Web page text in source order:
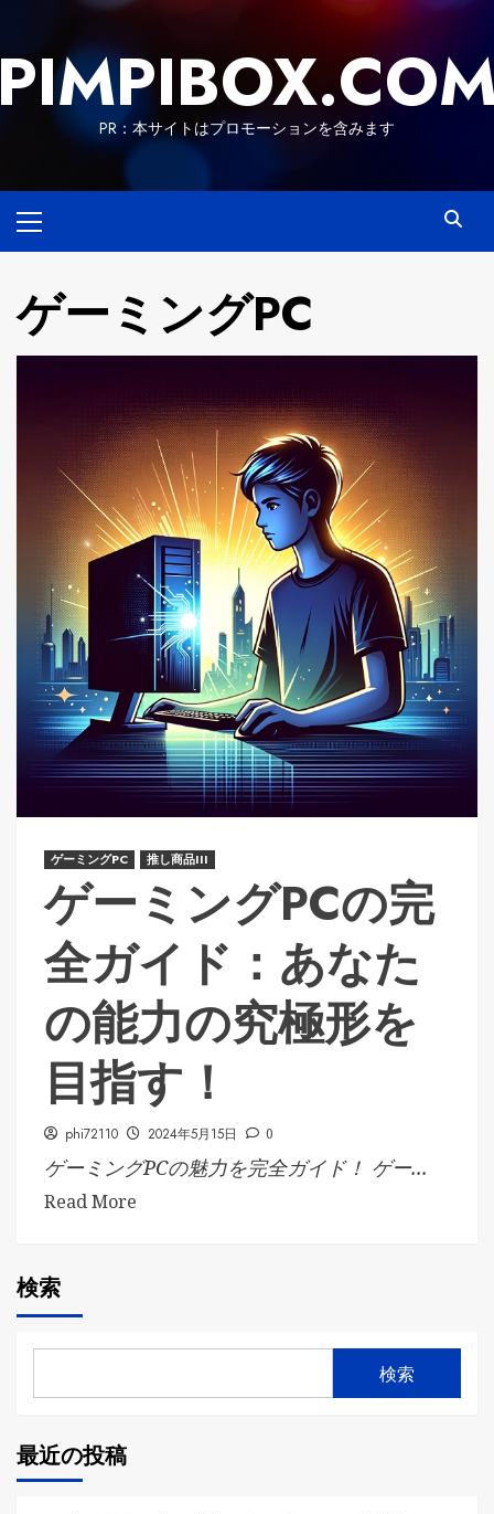
content
PR：本サイトはプロモーションを含みます
Menu
ゲーミングPC
ゲーミングPC 推し商品III
ゲーミングPCの完
全ガイド：あなた
の能力の究極形を
目指す！
phi72110 2024年5月15日 0
ゲーミングPCの魅力を完全ガイド！ ゲー...
Read More
検索
検索
最近の投稿